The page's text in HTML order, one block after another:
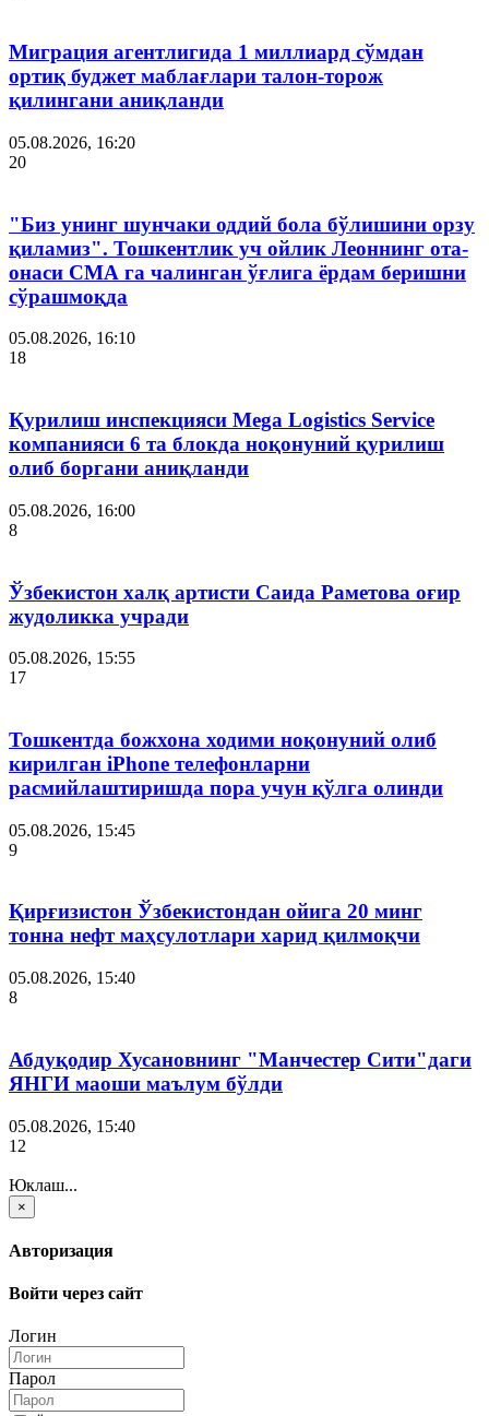
Миграция агентлигида 1 миллиард сўмдан
ортиқ буджет маблағлари талон-торож
қилингани аниқланди
05.08.2026, 16:20
20
"Биз унинг шунчаки оддий бола бўлишини орзу
қиламиз". Тошкентлик уч ойлик Леоннинг ота-
онаси СМА га чалинган ўғлига ёрдам беришни
сўрашмоқда
05.08.2026, 16:10
18
Қурилиш инспекцияси Мega Logistics Service
компанияси 6 та блокда ноқонуний қурилиш
олиб боргани аниқланди
05.08.2026, 16:00
8
Ўзбекистон халқ артисти Саида Раметова оғир
жудоликка учради
05.08.2026, 15:55
17
Тошкентда божхона ходими ноқонуний олиб
кирилган iPhone телефонларни
расмийлаштиришда пора учун қўлга олинди
05.08.2026, 15:45
9
Қирғизистон Ўзбекистондан ойига 20 минг
тонна нефт маҳсулотлари харид қилмоқчи
05.08.2026, 15:40
8
Абдуқодир Хусановнинг "Манчестер Сити"даги
ЯНГИ маоши маълум бўлди
05.08.2026, 15:40
12
Юклаш...
×
Авторизация
Войти через сайт
Логин
Парол